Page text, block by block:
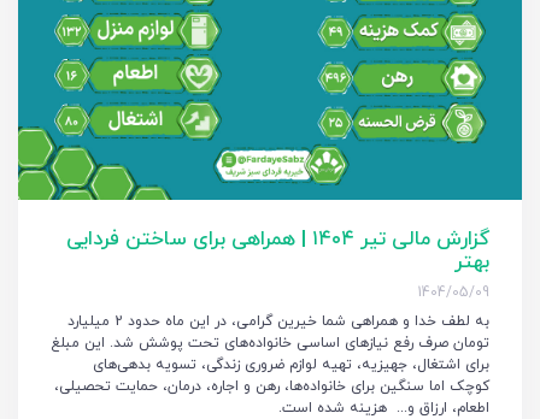
گزارش مالی تیر ۱۴۰۴ | همراهی برای ساختن فردایی
بهتر
1404/05/09
به لطف خدا و همراهی شما خیرین گرامی، در این ماه حدود 2 میلیارد
تومان صرف رفع نیازهای اساسی خانواده‌های تحت پوشش شد. این مبلغ
برای اشتغال، جهیزیه، تهیه لوازم ضروری زندگی، تسویه بدهی‌های
کوچک اما سنگین برای خانواده‌ها، رهن و اجاره، درمان، حمایت تحصیلی،
اطعام، ارزاق و... هزینه شده است.